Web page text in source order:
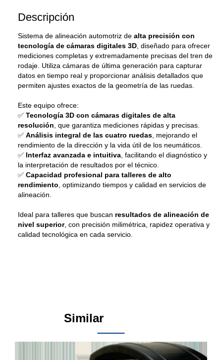
Descripción
Sistema de alineación automotriz de alta precisión con
tecnología de cámaras digitales 3D , diseñado para ofrecer
mediciones completas y extremadamente precisas del tren de
rodaje. Utiliza cámaras de última generación para capturar
datos en tiempo real y proporcionar análisis detallados que
permiten ajustes exactos de la geometría de las ruedas.
Este equipo ofrece:
✅ Tecnología 3D con cámaras digitales de alta
resolución , que garantiza mediciones rápidas y precisas.
✅ Análisis integral de las cuatro ruedas , mejorando el
rendimiento de la dirección y la vida útil de los neumáticos.
✅ Interfaz avanzada e intuitiva , facilitando el diagnóstico y
la interpretación de resultados por el técnico.
✅ Capacidad profesional para talleres de alto
rendimiento , optimizando tiempos y calidad en servicios de
alineación.
Ideal para talleres que buscan resultados de alineación de
nivel superior, con precisión milimétrica, rapidez operativa y
calidad tecnológica en cada servicio.
Similar